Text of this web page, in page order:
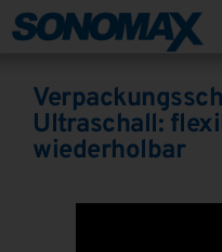
Ultraschall:
wiederholbar